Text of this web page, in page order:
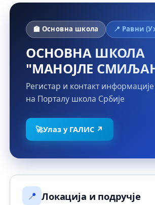
🏫 Основна школа 📍 Равни
ОСНОВНА ШКОЛА
"МАНОЈЛЕ
Регистар и контакт
на Порталу школа Србије
🚀Улаз у ГАЛИС ↗
📍 Локација и подручје